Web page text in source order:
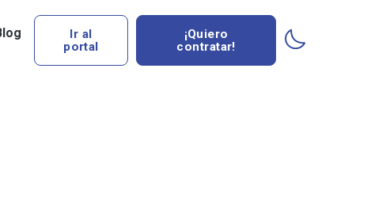
Ir al
portal
¡Quiero
contratar!